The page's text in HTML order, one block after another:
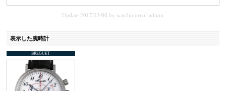
Update 2017/12/06 bywatchjournal-admin
表示した腕時計
BREGUET